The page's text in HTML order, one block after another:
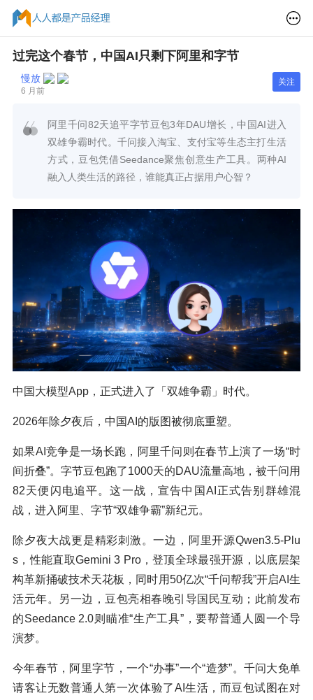
过完这个春节，中国AI只剩下阿里和字节
慢放
6 月前
关注
阿里千问82天追平字节豆包3年DAU增长，中国AI进入
双雄争霸时代。千问接入淘宝、支付宝等生态主打生活
方式，豆包凭借Seedance聚焦创意生产工具。两种AI
融入人类生活的路径，谁能真正占据用户心智？
中国大模型App，正式进入了「双雄争霸」时代。
2026年除夕夜后，中国AI的版图被彻底重塑。
如果AI竞争是一场长跑，阿里千问则在春节上演了一场“时
间折叠”。字节豆包跑了1000天的DAU流量高地，被千问用
82天便闪电追平。这一战，宣告中国AI正式告别群雄混
战，进入阿里、字节“双雄争霸”新纪元。
除夕夜大战更是精彩刺激。一边，阿里开源Qwen3.5-Plu
s，性能直取Gemini 3 Pro，登顶全球最强开源，以底层架
构革新捅破技术天花板，同时用50亿次“千问帮我”开启AI生
活元年。另一边，豆包亮相春晚引导国民互动；此前发布
的Seedance 2.0则瞄准“生产工具”，要帮普通人圆一个导
演梦。
今年春节，阿里字节，一个“办事”一个“造梦”。千问大免单
请客让无数普通人第一次体验了AI生活，而豆包试图在对